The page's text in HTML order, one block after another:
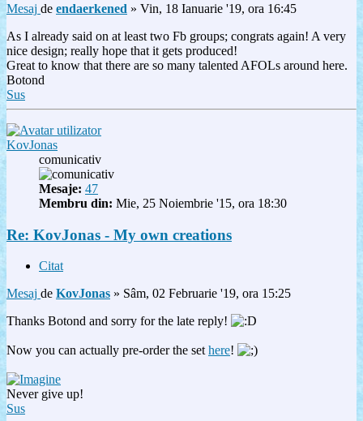
Mesaj de endaerkened » Vin, 18 Ianuarie '19, ora 16:45
As I already said on at least two Fb groups; congrats again! A very
nice design; really hope that it gets produced!
Great to know that there are so many talented AFOLs around here.
Botond
Sus
KovJonas
comunicativ
Mesaje: 47
Membru din: Mie, 25 Noiembrie '15, ora 18:30
Re: KovJonas - My own creations
Citat
Mesaj de KovJonas » Sâm, 02 Februarie '19, ora 15:25
Thanks Botond and sorry for the late reply!
Now you can actually pre-order the sethere!
Never give up!
Sus